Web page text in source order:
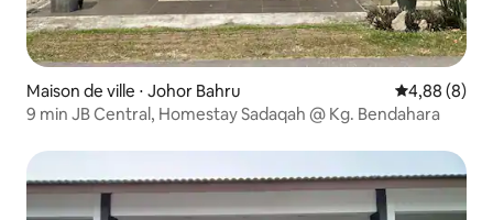
Maison de ville ⋅ Johor Bahru Évaluation
4,88 (8)
9 min JB Central, Homestay Sadaqah @ Kg. Bendahara